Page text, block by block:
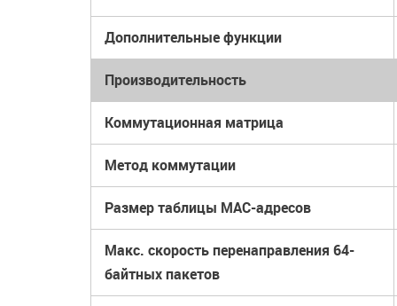
Дополнительные функции
Производительность
Коммутационная матрица
Метод коммутации
Размер таблицы MAC-адресов
Макс. скорость перенаправления 64-
байтных пакетов